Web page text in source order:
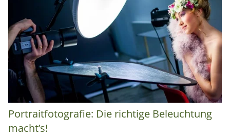
Portraitfotografie: Die richtige Beleuchtung
macht’s!